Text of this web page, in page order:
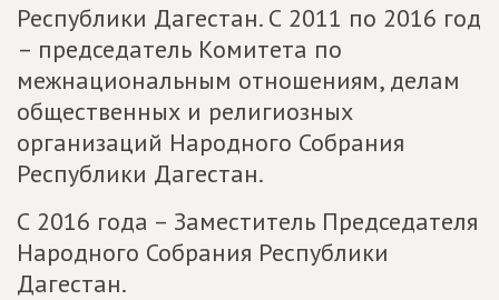
Республики Дагестан. С 2011 по 2016 год
– председатель Комитета по
межнациональным отношениям, делам
общественных и религиозных
организаций Народного Собрания
Республики Дагестан.
С 2016 года – Заместитель Председателя
Народного Собрания Республики
Дагестан.